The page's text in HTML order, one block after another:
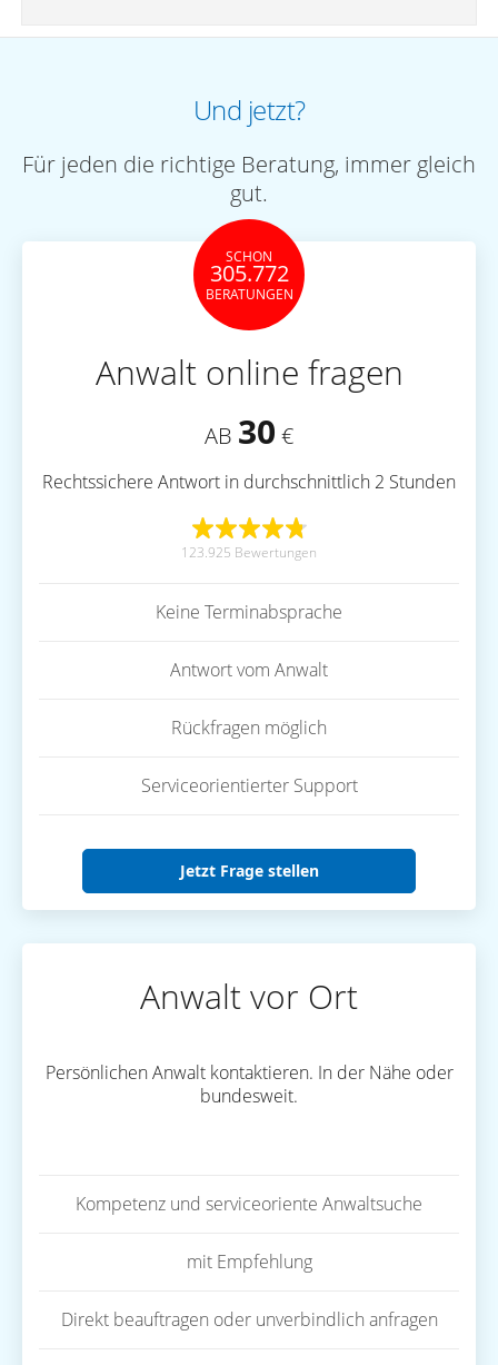
Und jetzt?
Für jeden die richtige Beratung, immer gleich
gut.
SCHON
305.772
BERATUNGEN
Anwalt online fragen
AB 30 €
Rechtssichere Antwort in durchschnittlich 2 Stunden
123.925 Bewertungen
Keine Terminabsprache
Antwort vom Anwalt
Rückfragen möglich
Serviceorientierter Support
Jetzt Frage stellen
Anwalt vor Ort
Persönlichen Anwalt kontaktieren. In der Nähe oder
bundesweit.
Kompetenz und serviceoriente Anwaltsuche
mit Empfehlung
Direkt beauftragen oder unverbindlich anfragen